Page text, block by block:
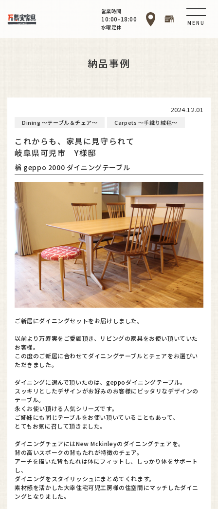
営業時間
10:00-18:00
水曜定休
MENU
納品事例
2024.12.01
Dining ～テーブル＆チェア～ Carpets ～手織り絨毯～
これからも、家具に見守られて
岐阜県可児市 Y様邸
楢 geppo 2000 ダイニングテーブル
ご新居にダイニングセットをお届けしました。
以前より万寿実をご愛顧頂き、リビングの家具をお使い頂いていた
お客様。
この度のご新居に合わせてダイニングテーブルとチェアをお選びい
ただきました。
ダイニングに選んで頂いたのは、geppoダイニングテーブル。
スッキリとしたデザインがお好みのお客様にピッタリなデザインの
テーブル。
永くお使い頂ける人気シリーズです。
ご姉妹にも同じテーブルをお使い頂いていることもあって、
とてもお気に召して頂きました。
ダイニングチェアにはNew Mckinleyのダイニングチェアを。
背の高いスポークの背もたれが特徴のチェア。
アーチを描いた背もたれは体にフィットし、しっかり体をサポート
し、
ダイニングをスタイリッシュにまとめてくれます。
素材感を活かした大幸住宅可児工房様の住空間にマッチしたダイニ
ングとなりました。